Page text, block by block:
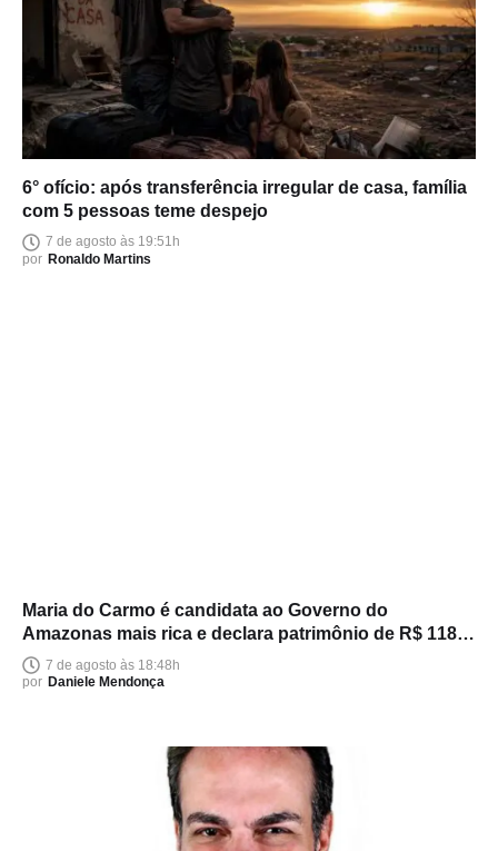
6° ofício: após transferência irregular de casa, família
com 5 pessoas teme despejo
7 de agosto às 19:51h
por Ronaldo Martins
Maria do Carmo é candidata ao Governo do
Amazonas mais rica e declara patrimônio de R$ 118
milhões
7 de agosto às 18:48h
por Daniele Mendonça